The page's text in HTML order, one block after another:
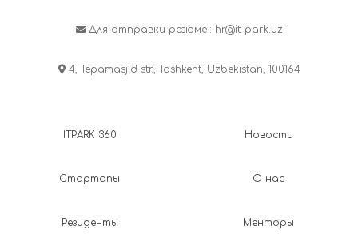
Для отправки резюме : hr@it-park.uz
4, Tepamasjid str., Tashkent, Uzbekistan, 100164
ITPARK 360
Стартапы
Резиденты
Новости
О нас
Менторы